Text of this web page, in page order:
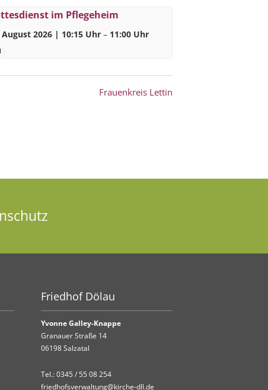
im Pflegeheim
August 2026 | 10:15 Uhr – 11:00 Uhr
Frauenkreis Lettin
Friedhof Dölau
Yvonne Galley-Knappe
Granauer Straße 14
06198 Salzatal
Tel.:0345 / 55 08 254
friedhofsverwaltung@kirche-dll.de